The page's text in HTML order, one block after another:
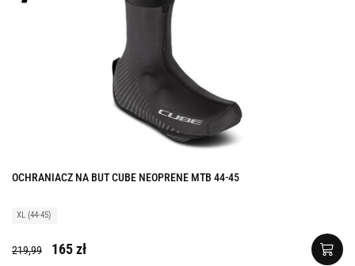
OCHRANIACZ NA BUT CUBE NEOPRENE MTB 44-45
XL (44-45)
219,99 165 zł